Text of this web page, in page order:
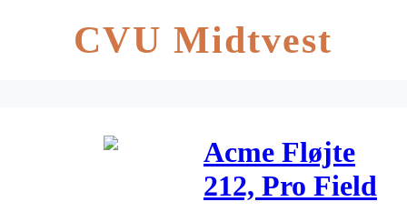
CVU Midtvest
Acme Fløjte
212, Pro Field